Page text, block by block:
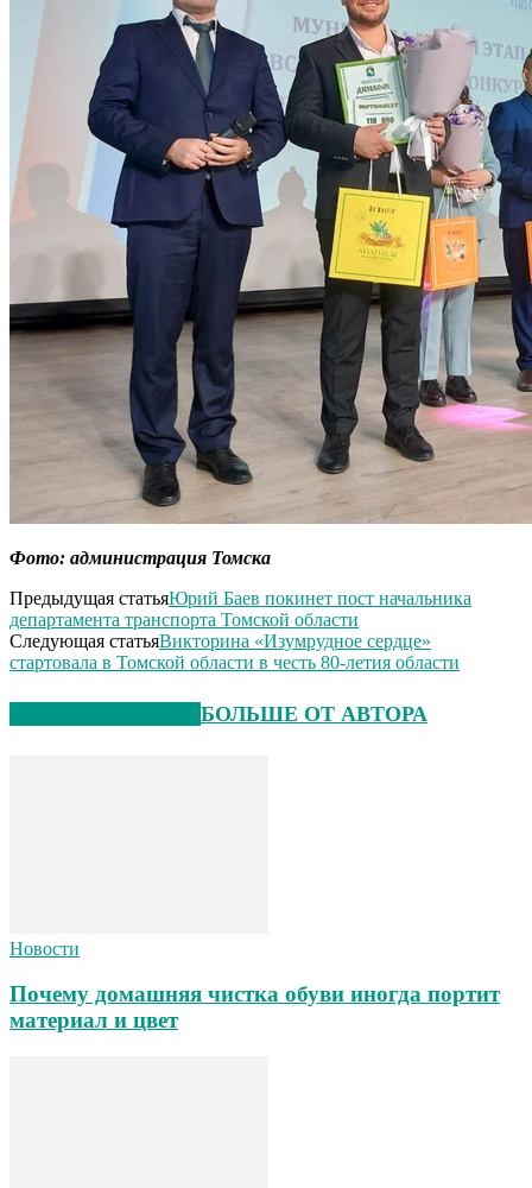
Фото: администрация Томска
Предыдущая статьяЮрий Баев покинет пост начальника
департамента транспорта Томской области
Следующая статьяВикторина «Изумрудное сердце»
стартовала в Томской области в честь 80-летия области
БОЛЬШЕ ОТ АВТОРА
Новости
Почему домашняя чистка обуви иногда портит
материал и цвет